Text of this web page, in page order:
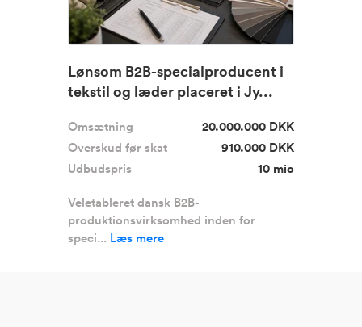
Lønsom B2B-specialproducent i
tekstil og læder placeret i Jy...
Omsætning
20.000.000 DKK
Overskud før skat
910.000 DKK
Udbudspris
10 mio
Veletableret dansk B2B-
produktionsvirksomhed inden for
speci... Læs mere